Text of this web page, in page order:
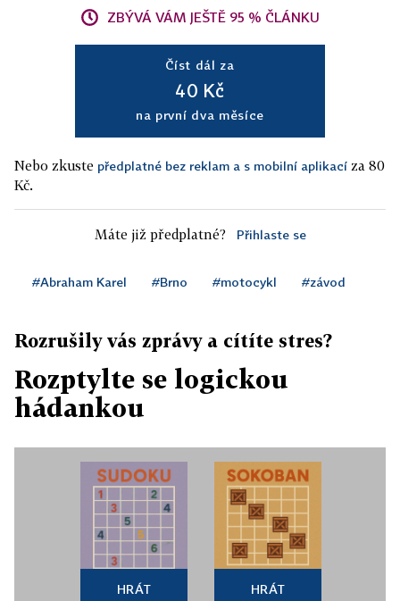
ZBÝVÁ VÁM JEŠTĚ 95 % ČLÁNKU
Číst dál za
40 Kč
na první dva měsíce
Nebo zkuste předplatné bez reklam a s mobilní aplikací za 80
Kč.
Máte již předplatné? Přihlaste se
#Abraham Karel #Brno #motocykl #závod
Rozrušily vás zprávy a cítíte stres?
Rozptylte se logickou
hádankou
HRÁT HRÁT